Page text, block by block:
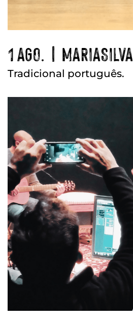
1 AGO. | MARIASILVA
Tradicional português.